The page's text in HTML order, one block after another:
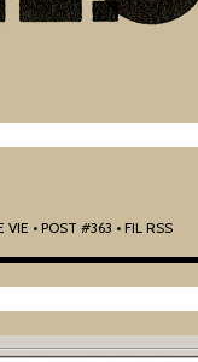
VIE • POST #363 • FIL RSS